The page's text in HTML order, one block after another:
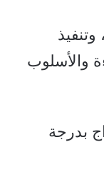
والأسلوب
بدرجة